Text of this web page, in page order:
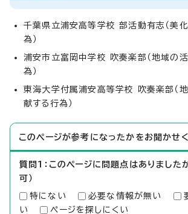
千葉県立浦安高等学校 部活動有志（美
為）
浦安市立富岡中学校 吹奏楽部（地域の
為）
東海大学付属浦安高等学校 吹奏楽部（
献する行為）
このページが参考になったかをお聞かせく
質問1：このページに問題点はありました
可）
特にない 必要な情報が無い
い
ページを探しにくい